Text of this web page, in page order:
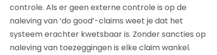
controle. Als er geen externe controle is op de
naleving van ‘do good’-claims weet je dat het
systeem erachter kwetsbaar is. Zonder sancties op
naleving van toezeggingen is elke claim wankel.